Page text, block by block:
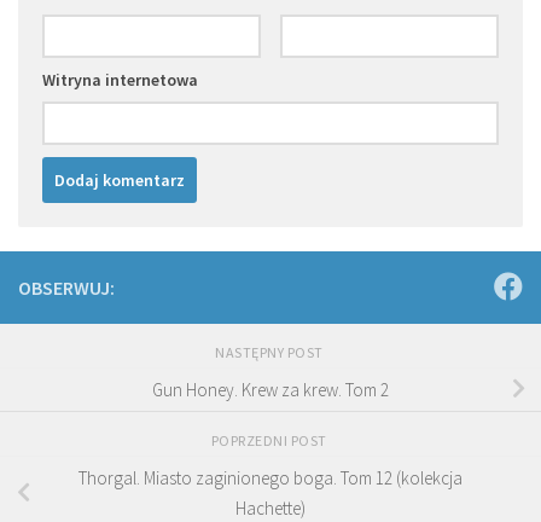
Witryna internetowa
OBSERWUJ:
NASTĘPNY POST
Gun Honey. Krew za krew. Tom 2
POPRZEDNI POST
Thorgal. Miasto zaginionego boga. Tom 12 (kolekcja
Hachette)